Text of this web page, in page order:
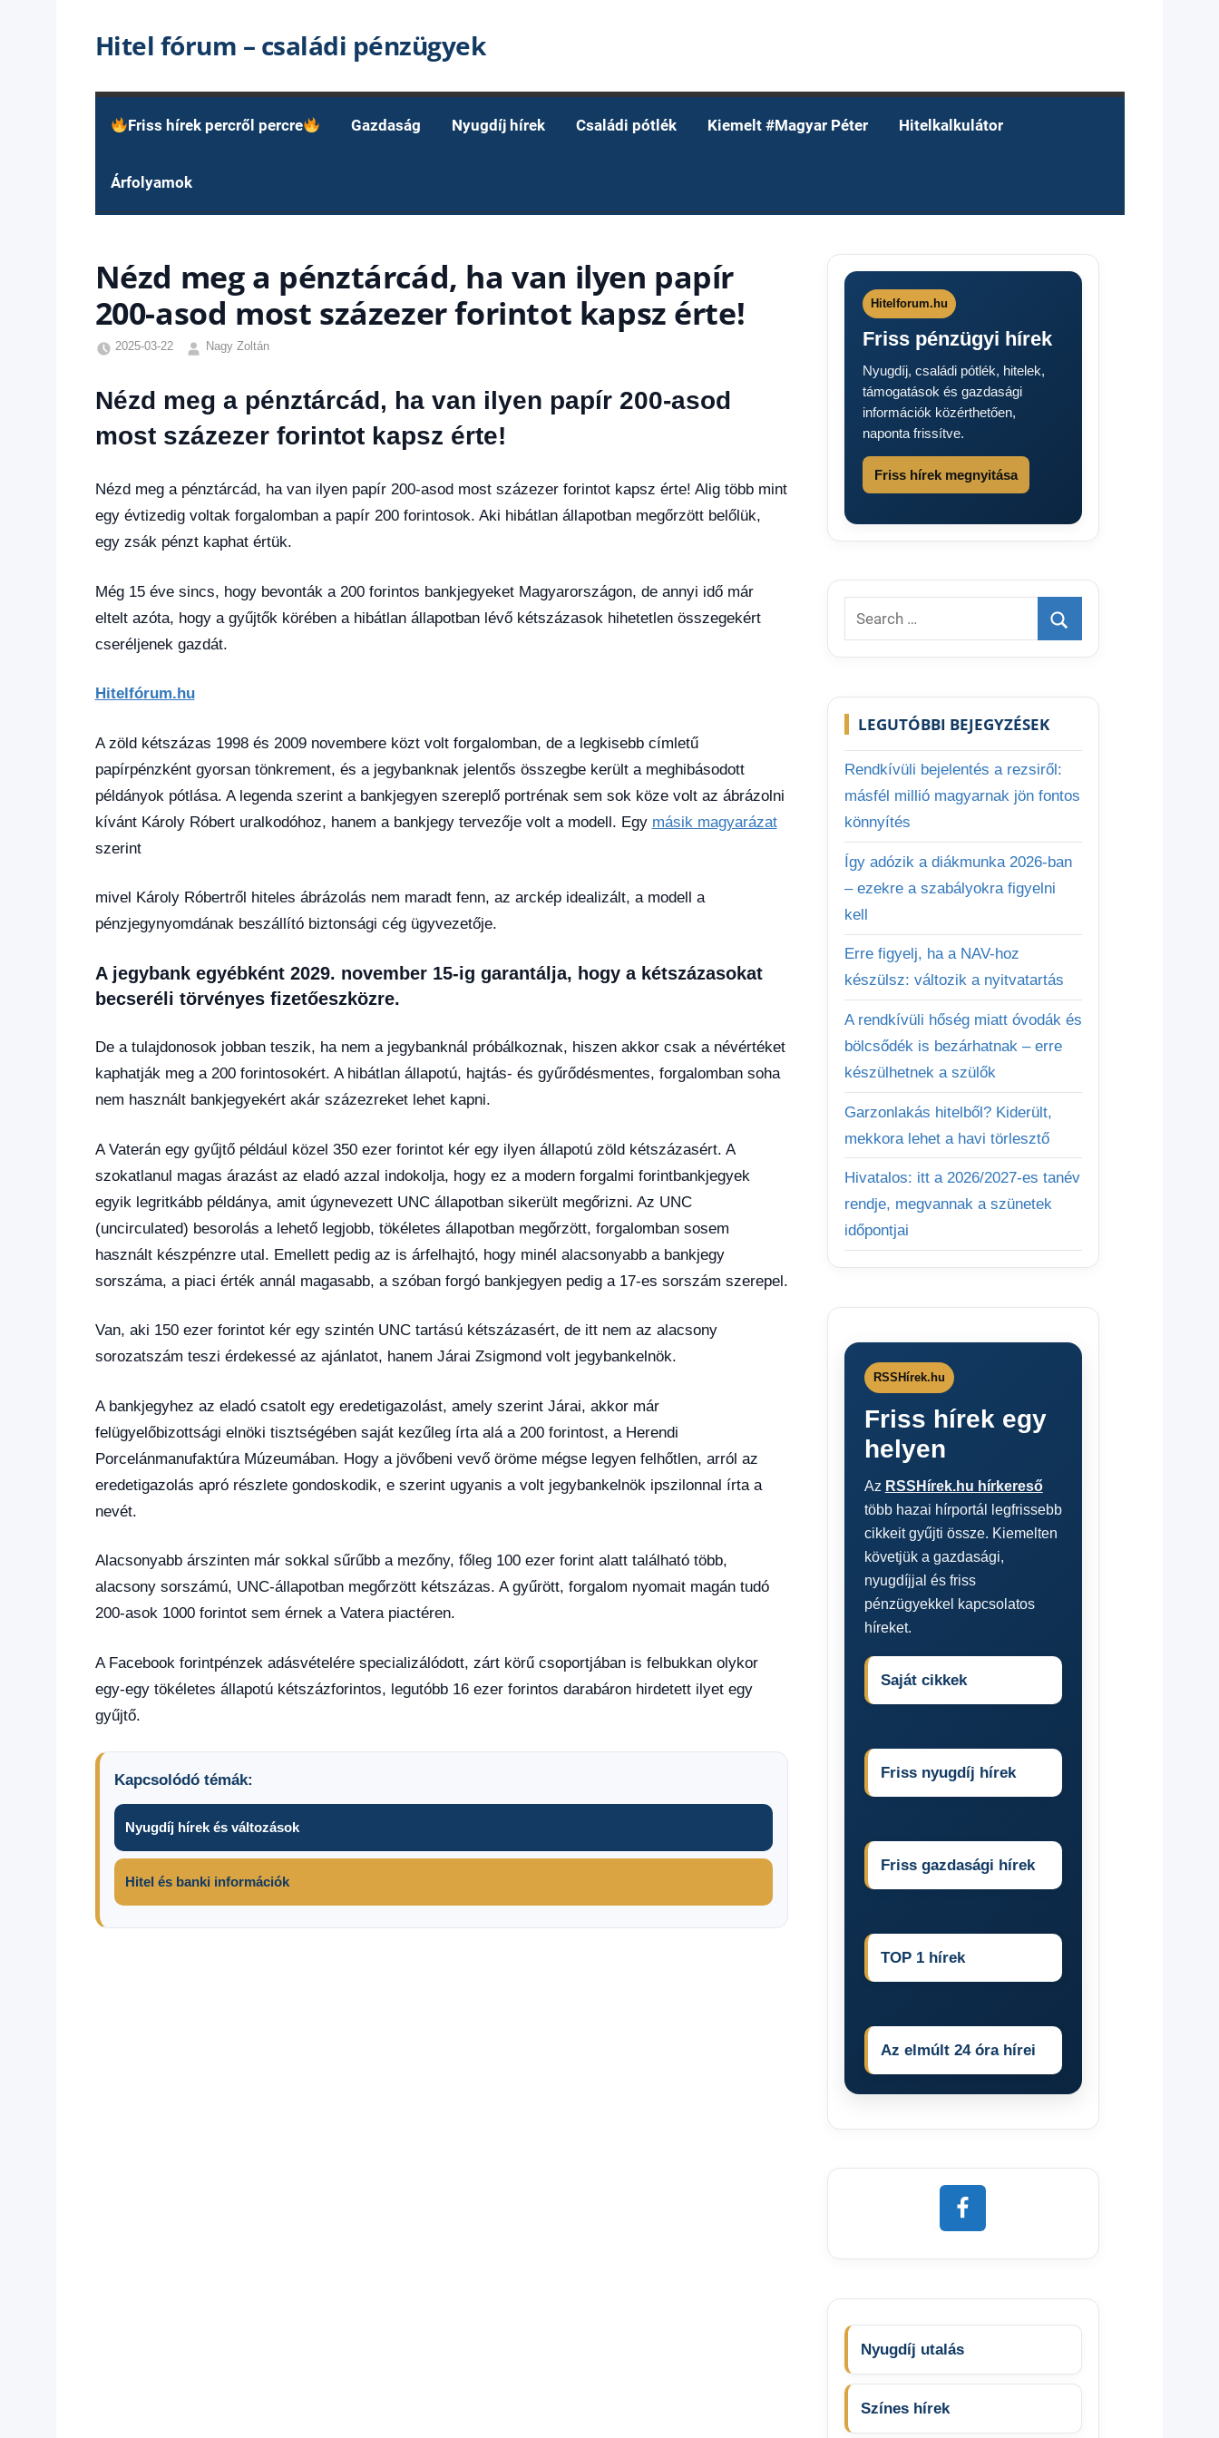
Hitel fórum – családi pénzügyek
Friss hírek percről percre Gazdaság Nyugdíj hírek Családi pótlék Kiemelt #Magyar Péter Hitelkalkulátor
Árfolyamok
Nézd meg a pénztárcád, ha van ilyen papír
200-asod most százezer forintot kapsz érte!
2025-03-22
Nagy Zoltán
hírek,
Gazdaság,
Hírek ,
1
kézből
fórum
Nézd meg a pénztárcád, ha van ilyen papír 200-asod
most százezer forintot kapsz érte!
Nézd meg a pénztárcád, ha van ilyen papír 200-asod most százezer forintot kapsz érte! Alig több mint
egy évtizedig voltak forgalomban a papír 200 forintosok. Aki hibátlan állapotban megőrzött belőlük,
egy zsák pénzt kaphat értük.
Még 15 éve sincs, hogy bevonták a 200 forintos bankjegyeket Magyarországon, de annyi idő már
eltelt azóta, hogy a gyűjtők körében a hibátlan állapotban lévő kétszázasok hihetetlen összegekért
cseréljenek gazdát.
Hitelfórum.hu
A zöld kétszázas 1998 és 2009 novembere közt volt forgalomban, de a legkisebb címletű
papírpénzként gyorsan tönkrement, és a jegybanknak jelentős összegbe került a meghibásodott
példányok pótlása. A legenda szerint a bankjegyen szereplő portrénak sem sok köze volt az ábrázolni
kívánt Károly Róbert uralkodóhoz, hanem a bankjegy tervezője volt a modell. Egy másik magyarázat
szerint
mivel Károly Róbertről hiteles ábrázolás nem maradt fenn, az arckép idealizált, a modell a
pénzjegynyomdának beszállító biztonsági cég ügyvezetője.
A jegybank egyébként 2029. november 15-ig garantálja, hogy a kétszázasokat
becseréli törvényes fizetőeszközre.
De a tulajdonosok jobban teszik, ha nem a jegybanknál próbálkoznak, hiszen akkor csak a névértéket
kaphatják meg a 200 forintosokért. A hibátlan állapotú, hajtás- és gyűrődésmentes, forgalomban soha
nem használt bankjegyekért akár százezreket lehet kapni.
A Vaterán egy gyűjtő például közel 350 ezer forintot kér egy ilyen állapotú zöld kétszázasért. A
szokatlanul magas árazást az eladó azzal indokolja, hogy ez a modern forgalmi forintbankjegyek
egyik legritkább példánya, amit úgynevezett UNC állapotban sikerült megőrizni. Az UNC
(uncirculated) besorolás a lehető legjobb, tökéletes állapotban megőrzött, forgalomban sosem
használt készpénzre utal. Emellett pedig az is árfelhajtó, hogy minél alacsonyabb a bankjegy
sorszáma, a piaci érték annál magasabb, a szóban forgó bankjegyen pedig a 17-es sorszám szerepel.
Van, aki 150 ezer forintot kér egy szintén UNC tartású kétszázasért, de itt nem az alacsony
sorozatszám teszi érdekessé az ajánlatot, hanem Járai Zsigmond volt jegybankelnök.
A bankjegyhez az eladó csatolt egy eredetigazolást, amely szerint Járai, akkor már
felügyelőbizottsági elnöki tisztségében saját kezűleg írta alá a 200 forintost, a Herendi
Porcelánmanufaktúra Múzeumában. Hogy a jövőbeni vevő öröme mégse legyen felhőtlen, arról az
eredetigazolás apró részlete gondoskodik, e szerint ugyanis a volt jegybankelnök ipszilonnal írta a
nevét.
Alacsonyabb árszinten már sokkal sűrűbb a mezőny, főleg 100 ezer forint alatt található több,
alacsony sorszámú, UNC-állapotban megőrzött kétszázas. A gyűrött, forgalom nyomait magán tudó
200-asok 1000 forintot sem érnek a Vatera piactéren.
A Facebook forintpénzek adásvételére specializálódott, zárt körű csoportjában is felbukkan olykor
egy-egy tökéletes állapotú kétszázforintos, legutóbb 16 ezer forintos darabáron hirdetett ilyet egy
gyűjtő.
Kapcsolódó témák:
Nyugdíj hírek és változások
Hitel és banki információk
Hitelforum.hu
Friss pénzügyi hírek
Nyugdíj, családi pótlék, hitelek,
támogatások és gazdasági
információk közérthetően,
naponta frissítve.
Friss hírek megnyitása
Search
for:
Search
LEGUTÓBBI BEJEGYZÉSEK
Rendkívüli bejelentés a rezsiről:
másfél millió magyarnak jön fontos
könnyítés
Így adózik a diákmunka 2026-ban
– ezekre a szabályokra figyelni
kell
Erre figyelj, ha a NAV-hoz
készülsz: változik a nyitvatartás
A rendkívüli hőség miatt óvodák és
bölcsődék is bezárhatnak – erre
készülhetnek a szülők
Garzonlakás hitelből? Kiderült,
mekkora lehet a havi törlesztő
Hivatalos: itt a 2026/2027-es tanév
rendje, megvannak a szünetek
időpontjai
RSSHírek.hu
Friss hírek egy
helyen
Az RSSHírek.hu hírkereső
több hazai hírportál legfrissebb
cikkeit gyűjti össze. Kiemelten
követjük a gazdasági,
nyugdíjjal és friss
pénzügyekkel kapcsolatos
híreket.
Saját cikkek
Friss nyugdíj hírek
Friss gazdasági hírek
TOP 1 hírek
Az elmúlt 24 óra hírei
Nyugdíj utalás
Színes hírek